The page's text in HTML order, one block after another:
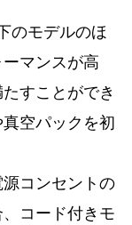
のモデルのほ
マンスが高
すことができ
空パックを初
コンセントの
コード付きモ